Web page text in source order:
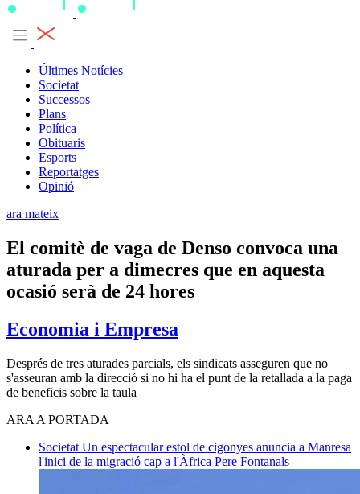
Últimes Notícies
Societat
Successos
Plans
Política
Obituaris
Esports
Reportatges
Opinió
ara mateix
El comitè de vaga de Denso convoca una
aturada per a dimecres que en aquesta
ocasió serà de 24 hores
Economia i Empresa
Després de tres aturades parcials, els sindicats asseguren que no
s'asseuran amb la direcció si no hi ha el punt de la retallada a la paga
de beneficis sobre la taula
ARA A PORTADA
Societat Un espectacular estol de cigonyes anuncia a Manresa
l'inici de la migració cap a l'Àfrica Pere Fontanals